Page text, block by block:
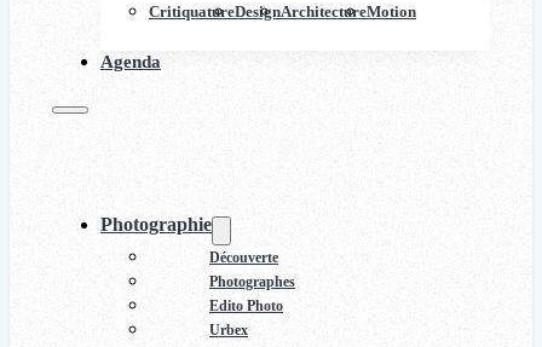
CritiquatureDesignArchitectureMotion
Agenda
Photographie
Découverte
Photographes
Edito Photo
Urbex